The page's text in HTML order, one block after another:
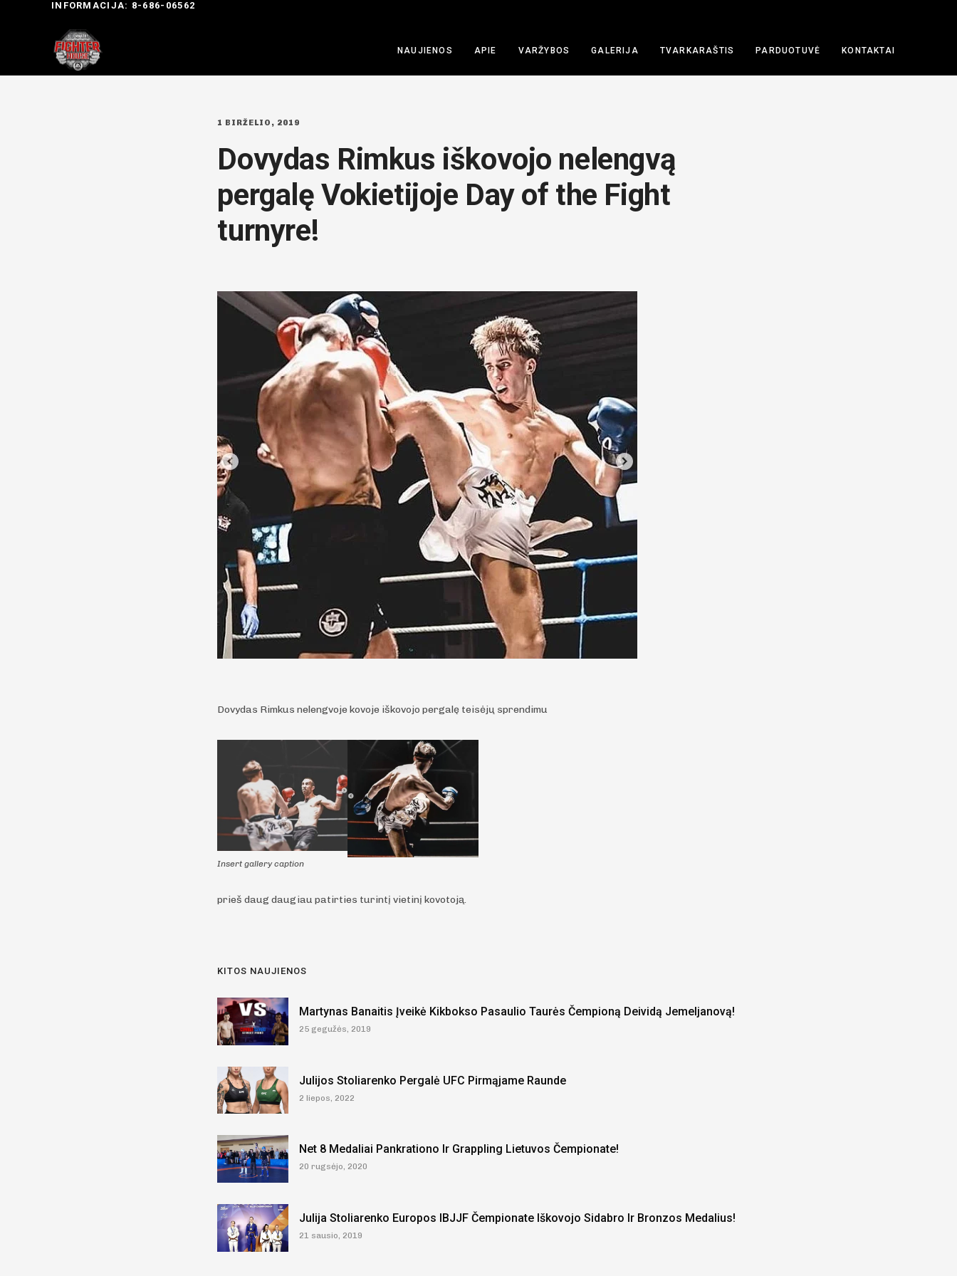
INFORMACIJA: 8-686-06562
NAUJIENOS APIE VARŽYBOS GALERIJA TVARKARAŠTIS PARDUOTUVĖ KONTAKTAI
1 BIRŽELIO, 2019
Dovydas Rimkus iškovojo nelengvą
pergalę Vokietijoje Day of the Fight
turnyre!
Dovydas Rimkus nelengvoje kovoje iškovojo pergalę teisėjų sprendimu
Insert gallery caption
prieš daug daugiau patirties turintį vietinį kovotoją.
KITOS NAUJIENOS
Martynas Banaitis Įveikė Kikbokso Pasaulio Taurės Čempioną Deividą Jemeljanovą!
25 gegužės, 2019
Julijos Stoliarenko Pergalė UFC Pirmąjame Raunde
2 liepos, 2022
Net 8 Medaliai Pankrationo Ir Grappling Lietuvos Čempionate!
20 rugsėjo, 2020
Julija Stoliarenko Europos IBJJF Čempionate Iškovojo Sidabro Ir Bronzos Medalius!
21 sausio, 2019